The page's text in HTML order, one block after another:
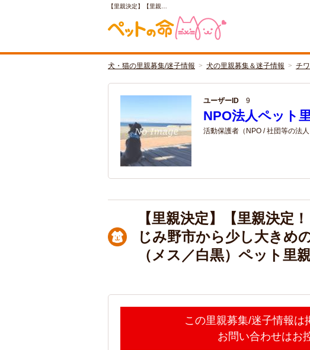
【里親決定】【里親…
犬・猫の里親募集/迷子情報 犬の里親募集＆迷子情報 チ
ユーザーID 9
NPO法人ペット
活動保護者（NPO / 社団等の法人
【里親決定】【里親決定
じみ野市から少し大きめ
（メス／白黒）ペット里
この里親募集/迷子情報は
お問い合わせはお